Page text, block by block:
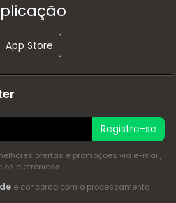
App Store
Registre-se
ofertas e promoções via e-mail,
eletrónicos
e concordo com o processamento